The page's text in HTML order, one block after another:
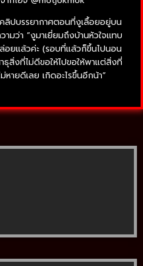
ลิปบรรยากาศตอนที่งูเลื้อยอยู่บน
มว่า “งูมาเยี่ยมถึงบ้านหัวใจแทบ
ล่อยแล้วค่ะ (รอบที่แล้วก็ขึ้นไปนอน
สิ่งที่ไม่ดีขอให้ไปขอให้พาแต่สิ่งที่
ายดีเลย เกิดอะไรขึ้นอีกน้า”